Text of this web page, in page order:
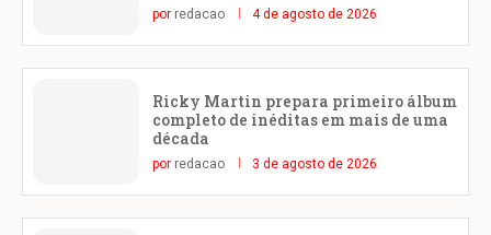
por redacao 4 de agosto de 2026
Ricky Martin prepara primeiro álbum
completo de inéditas em mais de uma
década
por redacao 3 de agosto de 2026